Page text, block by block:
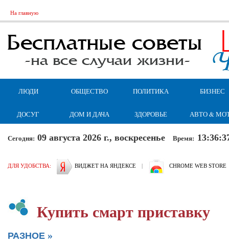
На главную
ЛЮДИ ОБЩЕСТВО ПОЛИТИКА БИЗНЕС
ДОСУГ ДОМ И ДАЧА ЗДОРОВЬЕ АВТО &
Сегодня: 09 августа 2026 г., воскресенье Время:
ДЛЯ УДОБСТВА: ВИДЖЕТ НА ЯНДЕКСЕ | CHROME WEB STORE
Купить смарт приставку
РАЗНОЕ »